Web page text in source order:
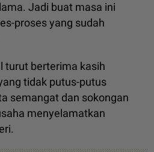
Jadi buat masa ini
proses yang sudah
turut berterima kasih
tidak putus-putus
semangat dan sokongan
menyelamatkan